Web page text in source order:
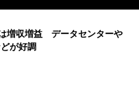
増収増益 データセンターや
が好調